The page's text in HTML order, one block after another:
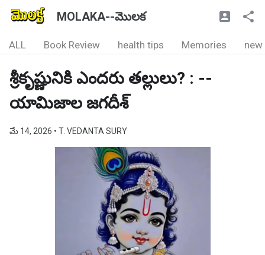
MOLAKA--మొలక
ALL Book Review health tips Memories new
శ్రీకృష్ణునికి ఎందరు తల్లులు? : --
యామిజాల జగదీశ్
మే 14, 2026 • T. VEDANTA SURY